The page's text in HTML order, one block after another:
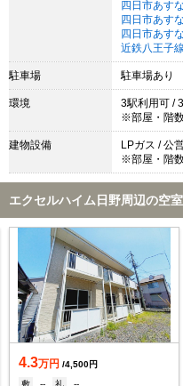
四日市あす
四日市あす
四日市あす
近鉄八王子線
駐車場 駐車場あり
環境
3駅利用可 /
※部屋・階
建物設備
LPガス / 公
※部屋・階
エクセルハイム日野周辺の空
4.3万円 /4,500円
敷
-- 礼 --